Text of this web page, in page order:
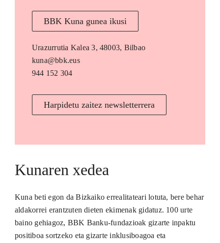
BBK Kuna gunea ikusi
Urazurrutia Kalea 3, 48003, Bilbao
kuna@bbk.eus
944 152 304
Harpidetu zaitez newsletterrera
Kunaren xedea
Kuna beti egon da Bizkaiko errealitateari lotuta, bere behar
aldakorrei erantzuten dieten ekimenak gidatuz. 100 urte
baino gehiagoz, BBK Banku-fundazioak gizarte inpaktu
positiboa sortzeko eta gizarte inklusiboagoa eta